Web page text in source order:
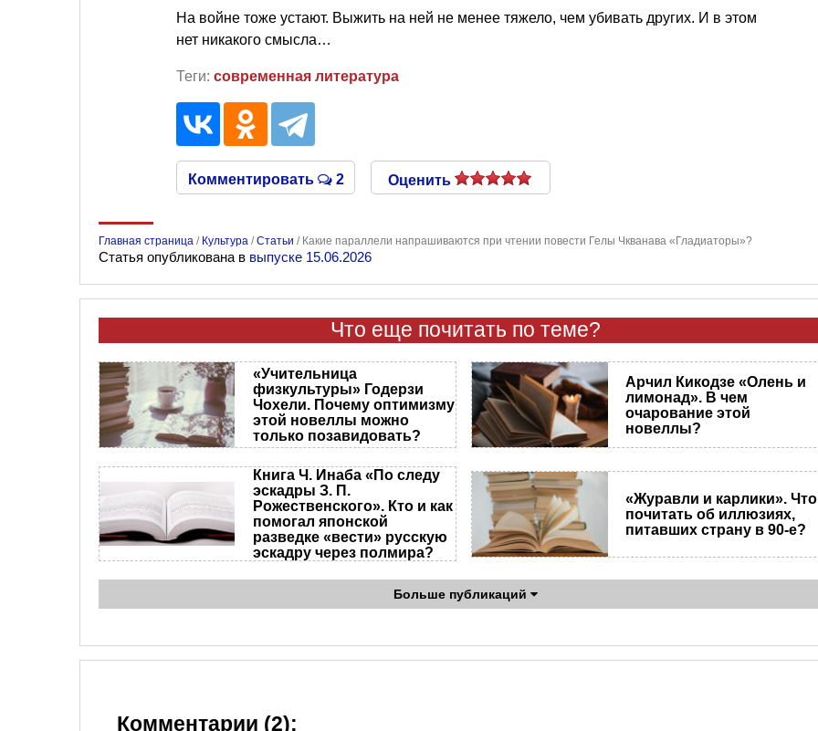
На войне тоже устают. Выжить на ней не менее тяжело, чем убивать других. И в этом
нет никакого смысла…
Теги: современная литература
Комментировать 2 Оценить
Главная страница / Культура /Статьи / Какие параллели напрашиваются при чтении повести Гелы Чкванава «Гладиаторы»?
Статья опубликована в выпуске 15.06.2026
Что еще почитать по теме?
«Учительница
физкультуры» Годерзи
Чохели. Почему оптимизму
этой новеллы можно
только позавидовать?
Арчил Кикодзе «Олень и
лимонад». В чем
очарование этой
новеллы?
Книга Ч. Инаба «По следу
эскадры З. П.
Рожественского». Кто и как
помогал японской
разведке «вести» русскую
эскадру через полмира?
«Журавли и карлики». Что
почитать об иллюзиях,
питавших страну в 90-е?
Больше публикаций
Комментарии (2):